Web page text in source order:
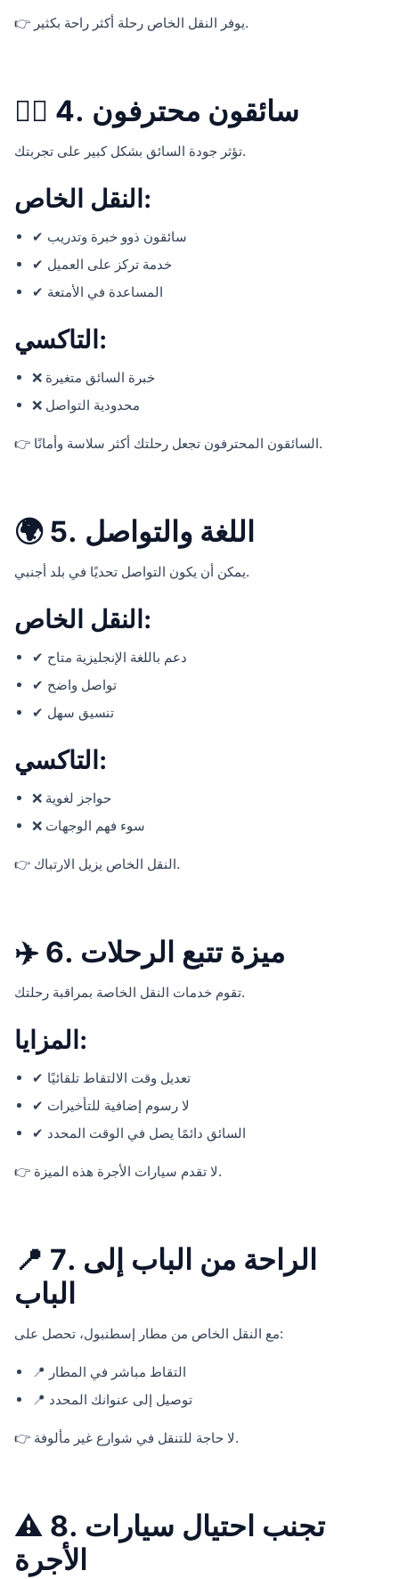
👉 يوفر النقل الخاص رحلة أكثر راحة بكثير.
🧑‍✈️ 4. سائقون محترفون
تؤثر جودة السائق بشكل كبير على تجربتك.
النقل الخاص:
✔ سائقون ذوو خبرة وتدريب
✔ خدمة تركز على العميل
✔ المساعدة في الأمتعة
التاكسي:
❌ خبرة السائق متغيرة
❌ محدودية التواصل
👉 السائقون المحترفون تجعل رحلتك أكثر سلاسة وأمانًا.
🌍 5. اللغة والتواصل
يمكن أن يكون التواصل تحديًا في بلد أجنبي.
النقل الخاص:
✔ دعم باللغة الإنجليزية متاح
✔ تواصل واضح
✔ تنسيق سهل
التاكسي:
❌ حواجز لغوية
❌ سوء فهم الوجهات
👉 النقل الخاص يزيل الارتباك.
✈️ 6. ميزة تتبع الرحلات
تقوم خدمات النقل الخاصة بمراقبة رحلتك.
المزايا:
✔ تعديل وقت الالتقاط تلقائيًا
✔ لا رسوم إضافية للتأخيرات
✔ السائق دائمًا يصل في الوقت المحدد
👉 لا تقدم سيارات الأجرة هذه الميزة.
📍 7. الراحة من الباب إلى
الباب
مع النقل الخاص من مطار إسطنبول، تحصل على:
📍 التقاط مباشر في المطار
📍 توصيل إلى عنوانك المحدد
👉 لا حاجة للتنقل في شوارع غير مألوفة.
⚠️ 8. تجنب احتيال سيارات
الأجرة